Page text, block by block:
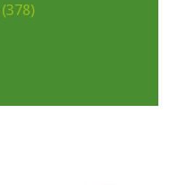
(378)